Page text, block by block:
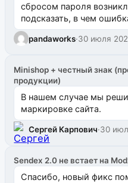
сбросом пароля
подсказать, в чем
одноименном разделе
pandaworks·30 июля
Minishop + честный знак
продукции)
В нашем случае мы
маркировке сайта.
Сергей Карпович·30
Sendex 2.0 не встает на
Спасибо, новый фикс